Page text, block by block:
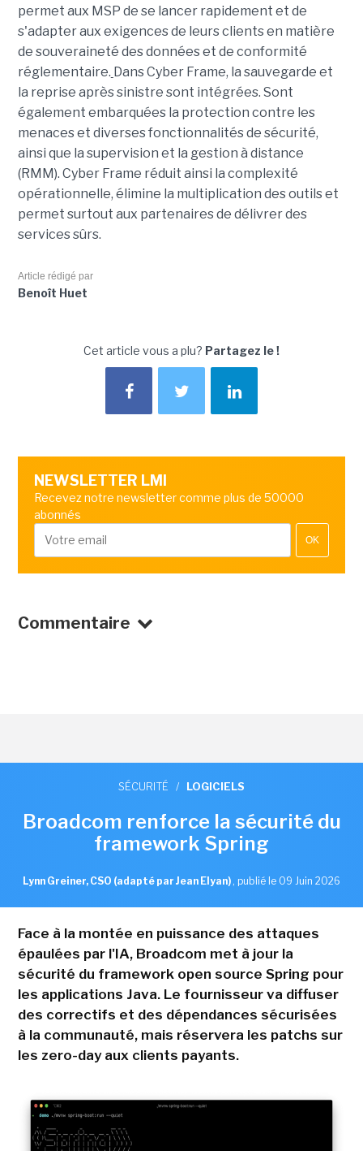
permet aux MSP de se lancer rapidement et de
s'adapter aux exigences de leurs clients en matière
de souveraineté des données et de conformité
réglementaire. Dans Cyber Frame, la sauvegarde et
la reprise après sinistre sont intégrées. Sont
également embarquées la protection contre les
menaces et diverses fonctionnalités de sécurité,
ainsi que la supervision et la gestion à distance
(RMM). Cyber Frame réduit ainsi la complexité
opérationnelle, élimine la multiplication des outils et
permet surtout aux partenaires de délivrer des
services sûrs.
Article rédigé par
Benoît Huet
Cet article vous a plu? Partagez le !
NEWSLETTER LMI
Recevez notre newsletter comme plus de 50000
abonnés
OK
Commentaire
SÉCURITÉ / LOGICIELS
Broadcom renforce la sécurité du
framework Spring
Lynn Greiner, CSO (adapté par Jean Elyan) , publié le 09 Juin 2026
Face à la montée en puissance des attaques
épaulées par l'IA, Broadcom met à jour la
sécurité du framework open source Spring pour
les applications Java. Le fournisseur va diffuser
des correctifs et des dépendances sécurisées
à la communauté, mais réservera les patchs sur
les zero-day aux clients payants.